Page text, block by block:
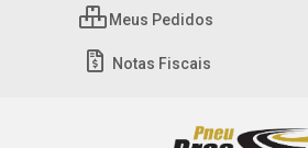
Meus Pedidos
Notas Fiscais